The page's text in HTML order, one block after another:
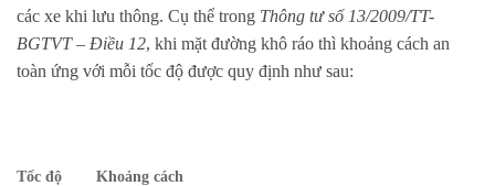
các xe khi lưu thông. Cụ thể trong Thông tư số 13/2009/TT-
BGTVT – Điều 12, khi mặt đường khô ráo thì khoảng cách an
toàn ứng với mỗi tốc độ được quy định như sau:
Tốc độ
Khoảng cách